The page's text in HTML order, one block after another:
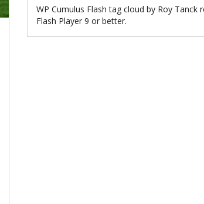
WP Cumulus Flash tag cloud by Roy Tanck
Flash Player 9 or better.